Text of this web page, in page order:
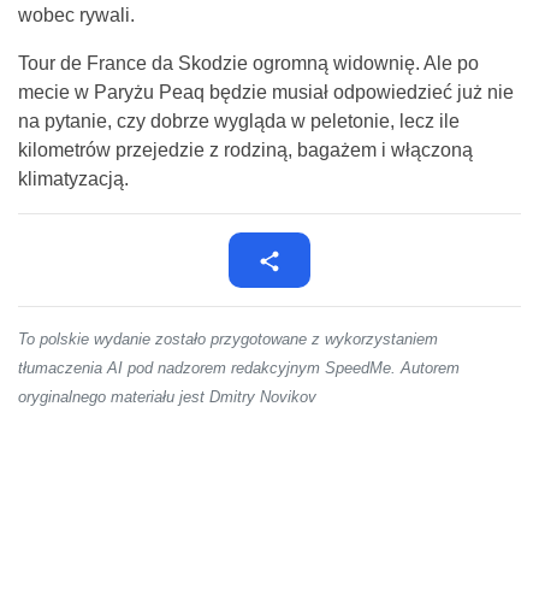
wobec rywali.
Tour de France da Skodzie ogromną widownię. Ale po
mecie w Paryżu Peaq będzie musiał odpowiedzieć już nie
na pytanie, czy dobrze wygląda w peletonie, lecz ile
kilometrów przejedzie z rodziną, bagażem i włączoną
klimatyzacją.
To polskie wydanie zostało przygotowane z wykorzystaniem
tłumaczenia AI pod nadzorem redakcyjnym SpeedMe. Autorem
oryginalnego materiału jest Dmitry Novikov